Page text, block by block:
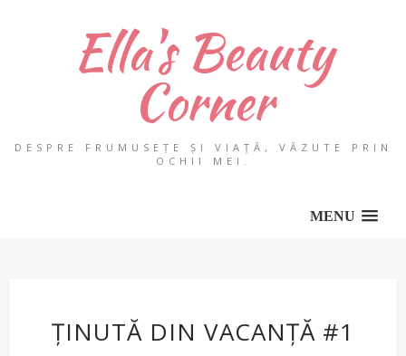
Ella's Beauty
Corner
DESPRE FRUMUSEȚE ȘI VIAȚĂ, VĂZUTE PRIN
OCHII MEI.
MENU
ȚINUTĂ DIN VACANȚĂ #1